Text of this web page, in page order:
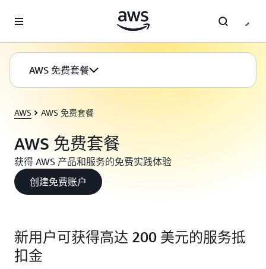
AWS 免费套餐
AWS AWS 免费套餐
AWS 免费套餐
获得 AWS 产品和服务的免费实践体验
创建免费账户
新用户可获得高达 200 美元的服务抵
扣金